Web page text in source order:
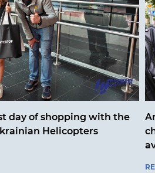
day of shopping with the
Helicopters